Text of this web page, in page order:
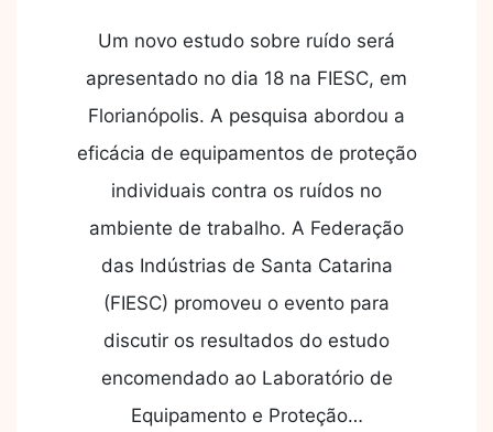
Um novo estudo sobre ruído será
apresentado no dia 18 na FIESC, em
Florianópolis. A pesquisa abordou a
eficácia de equipamentos de proteção
individuais contra os ruídos no
ambiente de trabalho. A Federação
das Indústrias de Santa Catarina
(FIESC) promoveu o evento para
discutir os resultados do estudo
encomendado ao Laboratório de
Equipamento e Proteção…